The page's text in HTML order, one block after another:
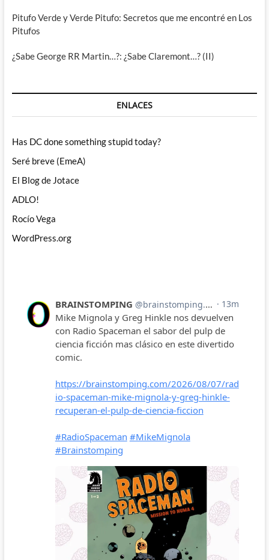
Pitufo Verde y Verde Pitufo: Secretos que me encontré en Los
Pitufos
¿Sabe George RR Martin…?: ¿Sabe Claremont…? (II)
ENLACES
Has DC done something stupid today?
Seré breve (EmeA)
El Blog de Jotace
ADLO!
Rocío Vega
WordPress.org